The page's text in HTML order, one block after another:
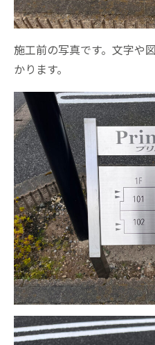
施工前の写真です。文字や
かります。